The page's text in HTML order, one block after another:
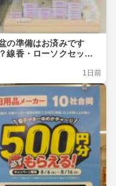
の準備はお済みです
線香・ローソクセット
1日前